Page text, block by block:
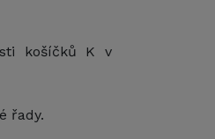
košíčků K v
řady.